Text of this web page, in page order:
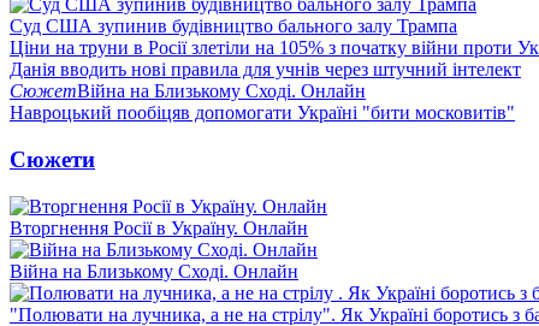
Суд США зупинив будівництво бального залу Трампа
Ціни на труни в Росії злетіли на 105% з початку війни проти
Данія вводить нові правила для учнів через штучний інтелект
СюжетВійна на Близькому Сході. Онлайн
Навроцький пообіцяв допомогати Україні "бити московитів"
Сюжети
Вторгнення Росії в Україну. Онлайн
Війна на Близькому Сході. Онлайн
"Полювати на лучника, а не на стрілу". Як Україні боротись з